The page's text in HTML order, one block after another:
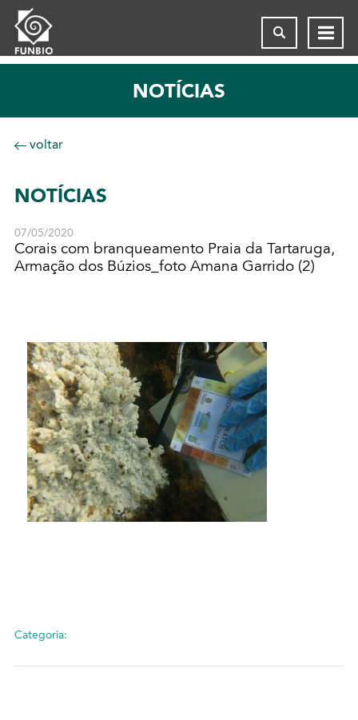
NOTÍCIAS
voltar
NOTÍCIAS
07/05/2020
Corais com branqueamento Praia da Tartaruga,
Armação dos Búzios_foto Amana Garrido (2)
Categoria: